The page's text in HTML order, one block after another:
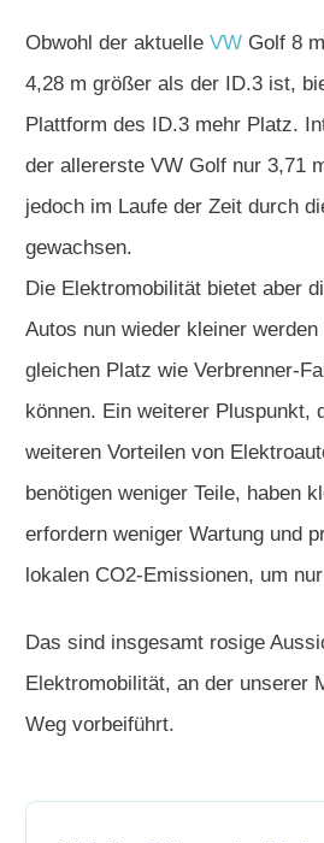
Obwohl der aktuelle VW Golf 8
4,28 m größer als der ID.3 ist,
Plattform des ID.3 mehr Platz.
der allererste VW Golf nur 3,71
jedoch im Laufe der Zeit durch
gewachsen.
Die Elektromobilität bietet aber
Autos nun wieder kleiner werden
gleichen Platz wie Verbrenner-
können. Ein weiterer Pluspunkt,
weiteren Vorteilen von
benötigen weniger Teile, haben
erfordern weniger Wartung und
lokalen CO2-Emissionen, um
Das sind insgesamt rosige
Elektromobilität, an der unserer
Weg vorbeiführt.